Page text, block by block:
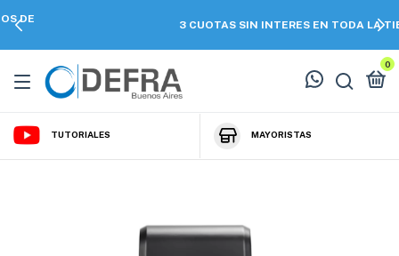
3 CUOTAS SIN INTERES EN TODA LA TIENDA
0
TUTORIALES MAYORISTAS